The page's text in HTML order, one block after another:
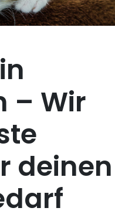
– Wir
deinen